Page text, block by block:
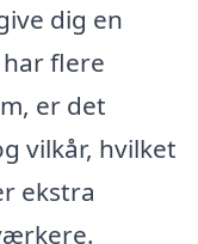
dig en
flere
er det
vilkår, hvilket
ekstra